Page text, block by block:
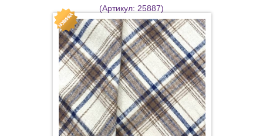
(Артикул: 25887)